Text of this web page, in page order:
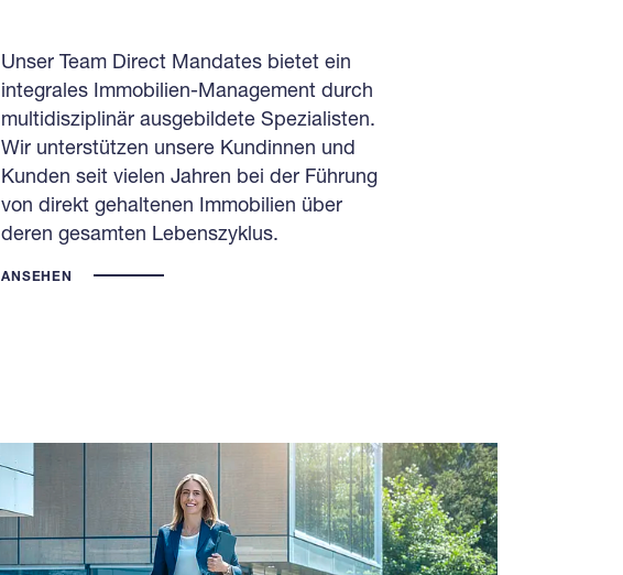
Unser Team Direct Mandates bietet ein
integrales Immobilien-Management durch
multidisziplinär ausgebildete Spezialisten.
Wir unterstützen unsere Kundinnen und
Kunden seit vielen Jahren bei der Führung
von direkt gehaltenen Immobilien über
deren gesamten Lebenszyklus.
ANSEHEN